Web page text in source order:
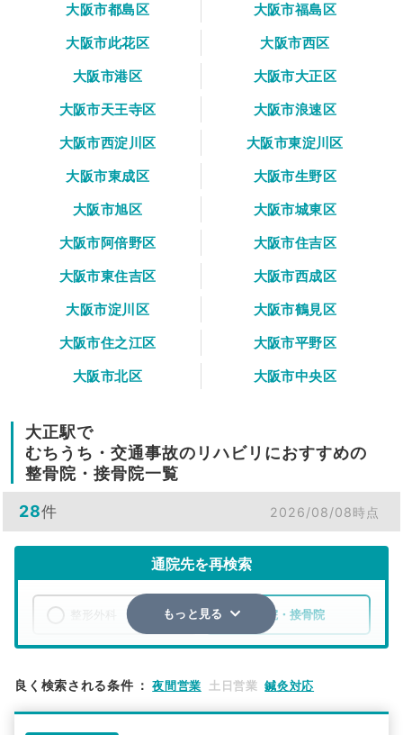
大阪市都島区
大阪市福島区
大阪市此花区
大阪市西区
大阪市港区
大阪市大正区
大阪市天王寺区
大阪市浪速区
大阪市西淀川区
大阪市東淀川区
大阪市東成区
大阪市生野区
大阪市旭区
大阪市城東区
大阪市阿倍野区
大阪市住吉区
大阪市東住吉区
大阪市西成区
大阪市淀川区
大阪市鶴見区
大阪市住之江区
大阪市平野区
大阪市北区
大阪市中央区
大正駅で
むちうち・交通事故のリハビリにおすすめの
整骨院・接骨院一覧
28件 2026/08/08時点
通院先を再検索
整骨院・接骨院
検索する
もっと見る
良く検索される条件 ： 夜間営業 土日営業 鍼灸対応